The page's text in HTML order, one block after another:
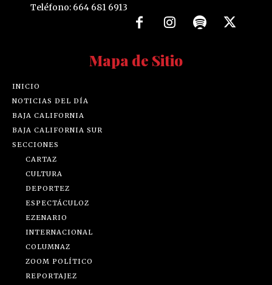
Teléfono: 664 681 6913
Mapa de Sitio
INICIO
NOTICIAS DEL DÍA
BAJA CALIFORNIA
BAJA CALIFORNIA SUR
SECCIONES
CARTAZ
CULTURA
DEPORTEZ
ESPECTÁCULOZ
EZENARIO
INTERNACIONAL
COLUMNAZ
ZOOM POLÍTICO
REPORTAJEZ